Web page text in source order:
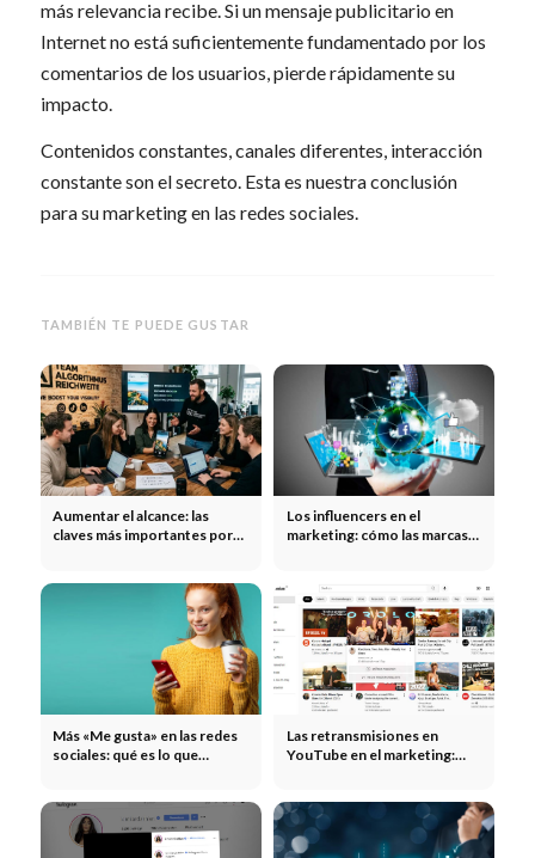
más relevancia recibe. Si un mensaje publicitario en
Internet no está suficientemente fundamentado por los
comentarios de los usuarios, pierde rápidamente su
impacto.
Contenidos constantes, canales diferentes, interacción
constante son el secreto. Esta es nuestra conclusión
para su marketing en las redes sociales.
TAMBIÉN TE PUEDE GUSTAR
Aumentar el alcance: las
claves más importantes por
Los influencers en el
marketing: cómo las marcas
Más «Me gusta» en las redes
sociales: qué es lo que
Las retransmisiones en
YouTube en el marketing:
creación de comunidades